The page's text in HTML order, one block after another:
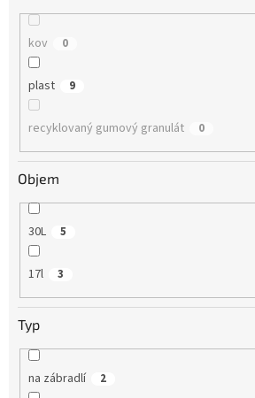
kov 0
plast 9
recyklovaný gumový granulát 0
Objem
30L 5
17l 3
Typ
na zábradlí 2